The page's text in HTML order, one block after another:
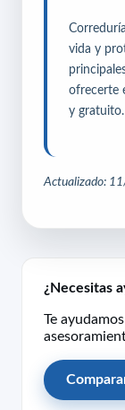
vida y
ofrecerte
y gratuito.
Actualizado:
¿Necesitas
Te